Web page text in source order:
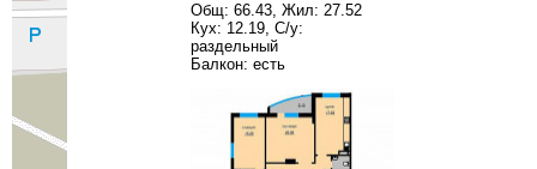
Общ: 66.43, Жил: 27.52
Кух: 12.19, С/у:
раздельный
Балкон: есть